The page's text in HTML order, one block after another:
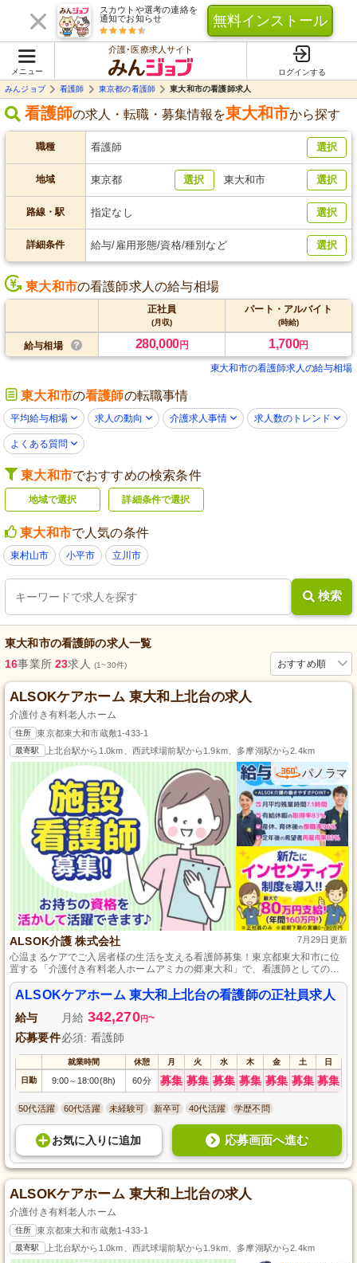
スカウトや選考の連絡を
通知でお知らせ
無料インストール
メニュー
介護･医療求人サイト
ログインする
みんジョブ
看護師 東京都の看護師 東大和市の看護師求人
看護師の求人・転職・募集情報を東大和市から探す
職種 看護師 選択
地域 東京都 選択 東大和市 選択
路線・駅 指定なし 選択
詳細条件 給与/雇用形態/資格/種別など 選択
東大和市の看護師求人の給与相場
正社員
(月収)
パート・アルバイト
(時給)
給与相場 280,000円 1,700円
東大和市の看護師求人の給与相場
東大和市の看護師の転職事情
平均給与相場 求人の動向 介護求人事情 求人数のトレンド
よくある質問
東大和市でおすすめの検索条件
地域で選択 詳細条件で選択
東大和市で人気の条件
東村山市 小平市 立川市
検索
東大和市の看護師の求人一覧
おすすめ順
16事業所 23求人 (1~30件)
ALSOKケアホーム 東大和上北台の求人
介護付き有料老人ホーム
住所 東京都東大和市蔵敷1-433-1
最寄駅 上北台駅から1.0km、西武球場前駅から1.9km、多摩湖駅から2.4km
パノラマ
ALSOK介護 株式会社 7月29日更新
心温まるケアでご入居者様の生活を支える看護師募集！東京都東大和市に位
置する「介護付き有料老人ホームアミカの郷東大和」で、看護師としての専
門知識と技術を活かし、入居者様の健康管理と生活の質の向上に貢献しませ
んか？人間愛溢れるケアとチームワークを大切にした働きやすい環境、充実
した福利厚生のもとで、あなたの経験と情熱を発揮してください。安全で笑
顔あふれる毎日を一緒にサポートしましょう。
ALSOKケアホーム 東大和上北台の看護師の正社員求人
給与 月給 342,270円~
応募要件必須: 看護師
就業時間 休憩 月 火 水 木 金 土 日
日勤 9:00～ 18:00(8h) 60分 募集 募集 募集 募集 募集 募集 募集
50代活躍 60代活躍 未経験可 新卒可 40代活躍 学歴不問
お気に入り に追加 応募画面へ進む
ALSOKケアホーム 東大和上北台の求人
介護付き有料老人ホーム
住所 東京都東大和市蔵敷1-433-1
最寄駅 上北台駅から1.0km、西武球場前駅から1.9km、多摩湖駅から2.4km